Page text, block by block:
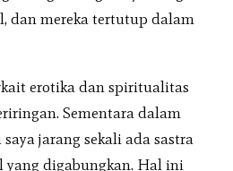
dan mereka tertutup dalam
erotika dan spiritualitas
Sementara dalam
jarang sekali ada sastra
digabungkan. Hal ini